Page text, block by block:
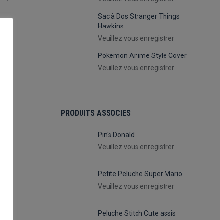
Sac à Dos Stranger Things
Hawkins
Veuillez vous enregistrer
Pokemon Anime Style Cover
Veuillez vous enregistrer
PRODUITS ASSOCIES
Pin's Donald
Veuillez vous enregistrer
Petite Peluche Super Mario
Veuillez vous enregistrer
Peluche Stitch Cute assis